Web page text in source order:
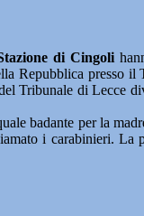
di Cingoli
Repubblica presso
Tribunale di Lecce
badante per la
i carabinieri. La